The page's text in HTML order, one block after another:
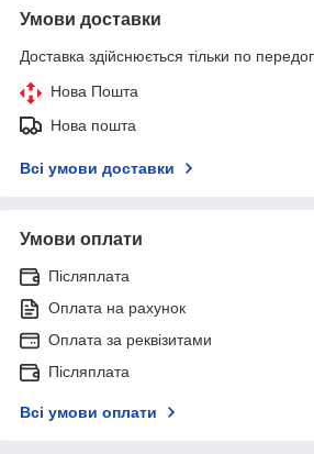
Умови доставки
Доставка здійснюється тільки по
Нова Пошта
Нова пошта
Всі умови доставки
Умови оплати
Післяплата
Оплата на рахунок
Оплата за реквізитами
Післяплата
Всі умови оплати